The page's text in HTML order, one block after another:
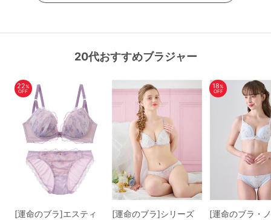
20代おすすめブラジャー
22%
OFF
[運命のブラ]エスティ
[運命のブラ]シリーズ
18%
OFF
[運命のブラ・